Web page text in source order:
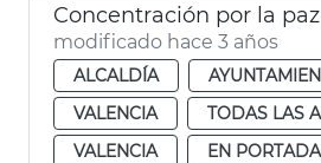
Concentración por la
modificado hace 3 años
ALCALDÍA
VALENCIA
TODAS LAS
VALENCIA
EN PORTADA